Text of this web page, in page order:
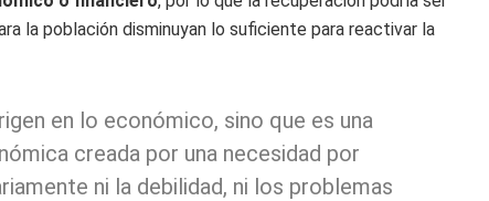
la población disminuyan lo suficiente para reactivar la
en lo económico, sino que es una
creada por una necesidad por
ni la debilidad, ni los problemas